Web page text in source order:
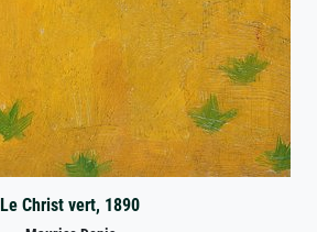
Le Christ vert, 1890